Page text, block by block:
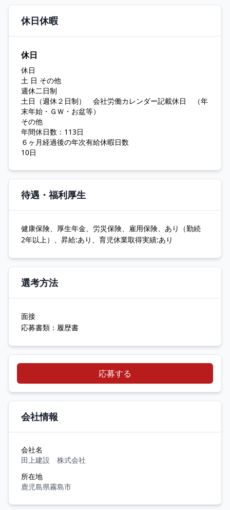
休日休暇
休日
休日
土 日 その他
週休二日制
土日（週休２日制） 会社労働カレンダー記載休日 （年
末年始・ＧＷ・お盆等）
その他
年間休日数：113日
６ヶ月経過後の年次有給休暇日数
10日
待遇・福利厚生
健康保険、厚生年金、労災保険、雇用保険、あり（勤続
2年以上）、昇給:あり、育児休業取得実績:あり
選考方法
面接
応募書類：履歴書
応募する
会社情報
会社名
田上建設 株式会社
所在地
鹿児島県霧島市